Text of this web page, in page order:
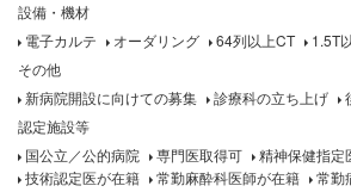
設備・機材
電子カルテ
オーダリング 64列以上CT
1.5T
その他
新病院開設に向けての募集
診療科の立ち上げ
認定施設等
国公立／公的病院
専門医取得可
精神保健指定
技術認定医が在籍
常勤麻酔科医師が在籍 常勤